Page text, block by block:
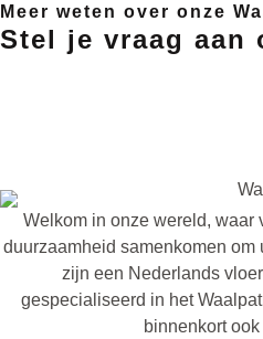
Meer weten over onze
Stel je vraag aan
Welkom in onze wereld, waar
duurzaamheid samenkomen om
zijn een Nederlands
gespecialiseerd in het
binnenkort